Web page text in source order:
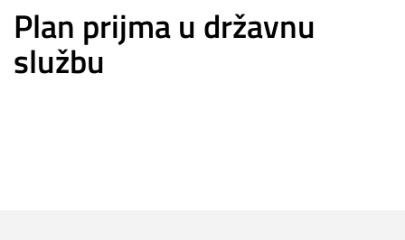
Plan prijma u državnu
službu